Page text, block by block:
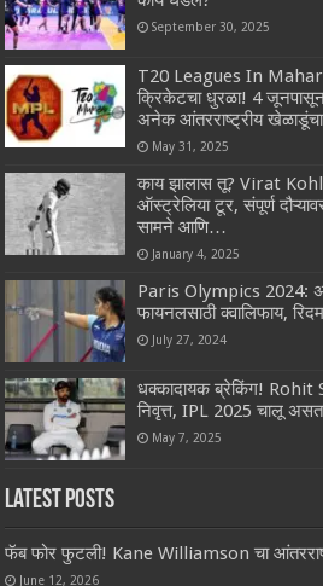
September 30, 2025
T20 Leagues In
क्रिकेटचा धुरळा! 4
अनेक आंतरराष्ट्रीय
May 31, 2025
काय झालास तू? Virat
ऑस्ट्रेलिया टूर, संपूर्ण
सामने आणि…
January 4, 2025
Paris Olympics 2024:
फायनलसाठी क्वालिफाय,
July 27, 2024
धक्कादायक ब्रेकिंग!
निवृत्त, IPL 2025 चालू
May 7, 2025
Latest Posts
फॅब फोर फुटली! Kane Williamson चा
June 12, 2026